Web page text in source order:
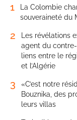
1
La Colombie
souveraineté du
2
Les révélations
agent du
liens entre le
et l’Algérie
3
«C’est notre
Bouznika, des
leurs villas